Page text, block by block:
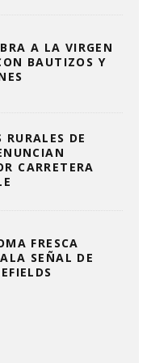
A LA VIRGEN
BAUTIZOS Y
DE
CARRETERA
FRESCA
SEÑAL DE